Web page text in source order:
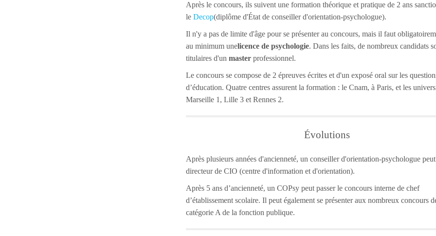
Après le concours, ils suivent une formation théorique et pratique de 2 ans
le Decop(diplôme d'État de conseiller d'orientation-psychologue).
Il n'y a pas de limite d'âge pour se présenter au concours, mais il faut
au minimum unelicence de psychologie. Dans les faits, de nombreux candidats
titulaires d'un master professionnel.
Le concours se compose de 2 épreuves écrites et d'un exposé oral sur les
d’éducation. Quatre centres assurent la formation : le Cnam, à Paris, et les
Marseille 1, Lille 3 et Rennes 2.
Évolutions
Après plusieurs années d'ancienneté, un conseiller d'orientation-psychologue
directeur de CIO (centre d'information et d'orientation).
Après 5 ans d’ancienneté, un COPsy peut passer le concours interne de chef
d’établissement scolaire. Il peut également se présenter aux nombreux concours
catégorie A de la fonction publique.